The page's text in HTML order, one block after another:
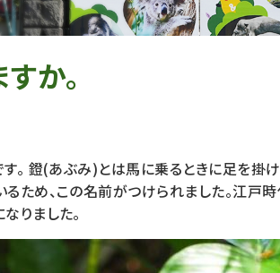
か。
。 鐙(あぶみ)とは馬に乗るときに足を掛
ため、この名前がつけられました。江戸
りました。